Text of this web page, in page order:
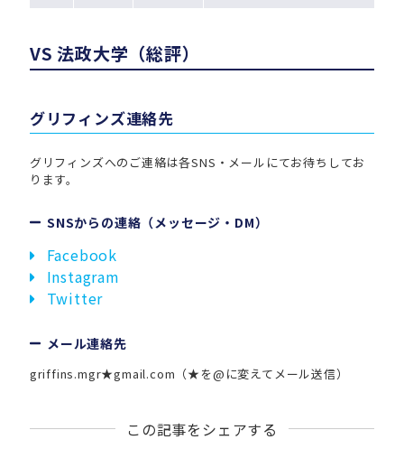
VS 法政大学（総評）
グリフィンズ連絡先
グリフィンズへのご連絡は各SNS・メールにてお待ちしてお
ります。
SNSからの連絡（メッセージ・DM）
Facebook
Instagram
Twitter
メール連絡先
griffins.mgr★gmail.com（★を@に変えてメール送信）
この記事をシェアする